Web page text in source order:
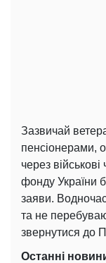
Зазвичай
пенсіонерами,
через
фонду України
заяви.
та не
звернутися до
Останні